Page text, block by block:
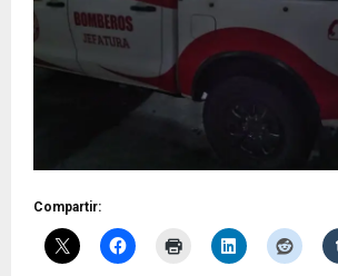
Compartir: